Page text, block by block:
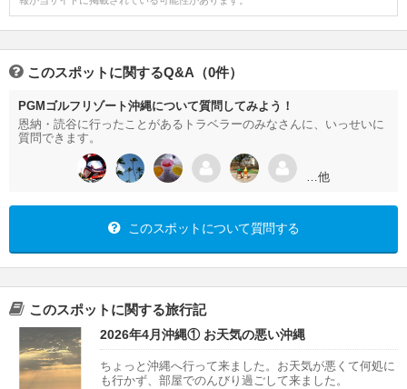
このスポットに関するQ&A（0件）
PGMゴルフリゾート沖縄について質問してみよう！
恩納・読谷に行ったことがあるトラベラーのみなさんに、いっせいに
質問できます。
…他
このスポットについて質問する
このスポットに関する旅行記
2026年4月沖縄① お天気の悪い沖縄
ちょっと沖縄へ行って来ました。お天気が悪くて何処に
も行かず、部屋でのんびり過ごして来ました。